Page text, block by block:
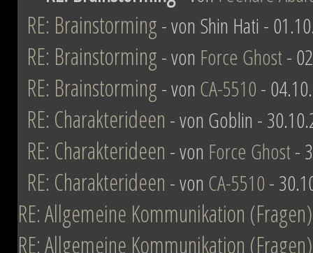
RE: Brainstorming- von Shin Hati -
RE: Brainstorming- von Force Ghost-
RE: Brainstorming- von CA-5510-
RE: Charakterideen - von Goblin -
RE: Charakterideen - von Force Ghost-
RE: Charakterideen - von CA-5510-
RE: Allgemeine Kommunikation (Fragen)
RE: Allgemeine Kommunikation (Fragen)